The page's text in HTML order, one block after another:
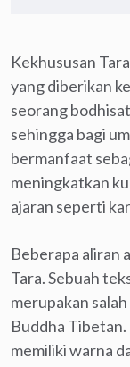
Kekhususan
yang diberikan
seorang
sehingga bagi
bermanfaat
meningkatkan
ajaran seperti
Beberapa aliran
Tara. Sebuah
merupakan
Buddha Tibetan.
memiliki warna